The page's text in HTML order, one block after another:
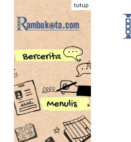
Loncat
konten
tutup